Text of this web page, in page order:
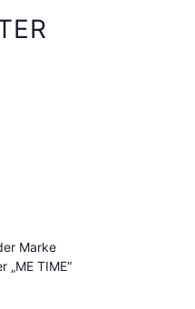
Marke
TIME“